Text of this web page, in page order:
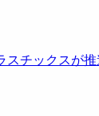
チックスが